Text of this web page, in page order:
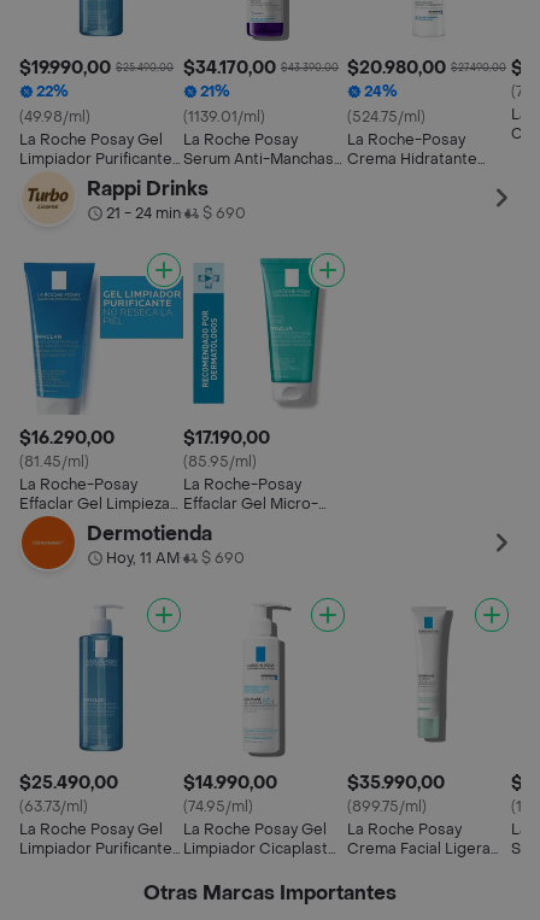
$19.990,00 $25.490,00
22%
(49.98/ml)
La Roche Posay Gel
Limpiador Purificante
Effaclar
$34.170,00 $43.390,00
21%
(1139.01/ml)
La Roche Posay
Serum Anti-Manchas
Melab3
$20.980,00 $27.490,00
24%
(524.75/ml)
La Roche-Posay
Crema Hidratante
La
Rappi Drinks
21 - 24 min• $ 690
$16.290,00
(81.45/ml)
La Roche-Posay
Effaclar Gel Limpieza
Rostro para Pieles
Grasas
$17.190,00
(85.95/ml)
La Roche-Posay
Effaclar Gel Micro-
exfoliante Limpieza
Purificante
Dermotienda
Hoy, 11 AM• $ 690
$25.490,00
(63.73/ml)
La Roche Posay Gel
Limpiador Purificante
$14.990,00
(74.95/ml)
La Roche Posay Gel
Limpiador Cicaplast
$35.990,00
(899.75/ml)
La Roche Posay
Crema Facial Ligera
25 Light
La
Otras Marcas Importantes